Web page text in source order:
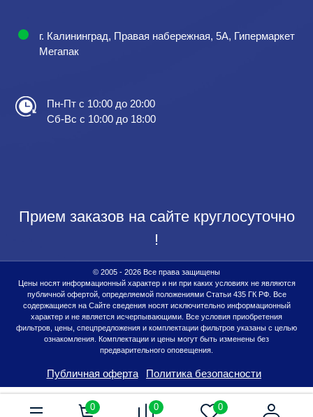
г. Калининград, Правая набережная, 5А, Гипермаркет
Мегапак
Пн-Пт с 10:00 до 20:00
Сб-Вс с 10:00 до 18:00
Прием заказов на сайте круглосуточно
!
© 2005 - 2026 Все права защищены
Цены носят информационный характер и ни при каких условиях не являются
публичной офертой, определяемой положениями Статьи 435 ГК РФ. Все
содержащиеся на Сайте сведения носят исключительно информационный
характер и не является исчерпывающими. Все условия приобретения
фильтров, цены, спецпредложения и комплектации фильтров указаны с целью
ознакомления. Комплектации и цены могут быть изменены без
предварительного оповещения.
Публичная оферта Политика безопасности
0 0 0